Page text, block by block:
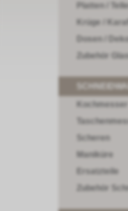
Platten /
Krüge /
Dosen /
Zubehör
Kochmesser
Scheren
Maniküre
Ersatzteile
Zubehör